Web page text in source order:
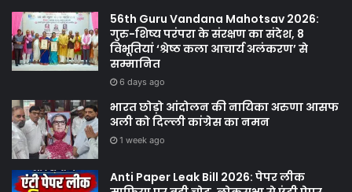
56th Guru Vandana Mahotsav 2026:
गुरु-शिष्य परंपरा के संरक्षण का संदेश, 8
विभूतियां ‘श्रेष्ठ कला आचार्य अलंकरण’ से
सम्मानित
6 days ago
भारत छोड़ो आंदोलन की नायिका अरुणा आसफ
अली को दिल्ली कांग्रेस का नमन
1 week ago
Anti Paper Leak Bill 2026: पेपर लीक